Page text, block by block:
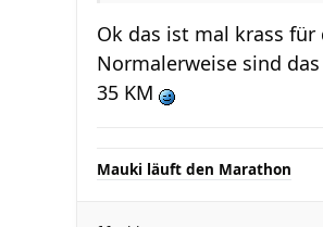
Ok das ist mal krass für
Normalerweise sind
35 KM
Mauki läuft den Marathon